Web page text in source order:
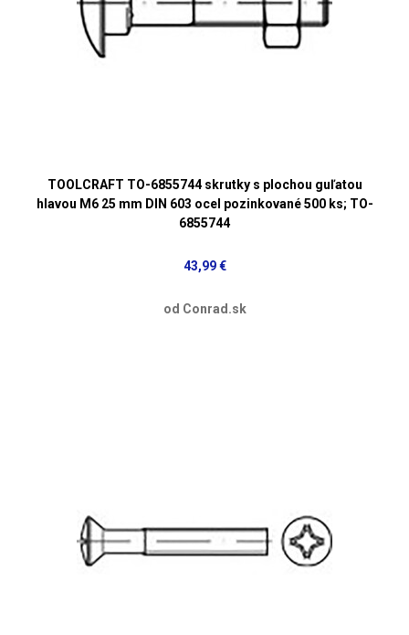
TOOLCRAFT TO-6855744 skrutky s plochou guľatou
hlavou M6 25 mm DIN 603 ocel pozinkované 500 ks; TO-
6855744
43,99 €
od Conrad.sk